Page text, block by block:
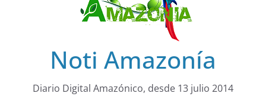
dormir mal en
Panamazónico, d
Noti Amazonía
Diario Digital Amazónico, desde 13 julio 2014